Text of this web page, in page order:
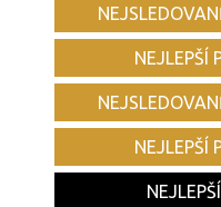
NEJLEPŠÍ
NEJLEPŠÍ